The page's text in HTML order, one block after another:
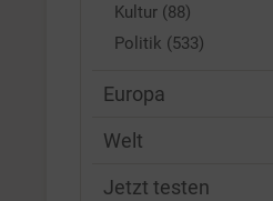
Kultur (88)
Politik (533)
Europa
Welt
Jetzt testen